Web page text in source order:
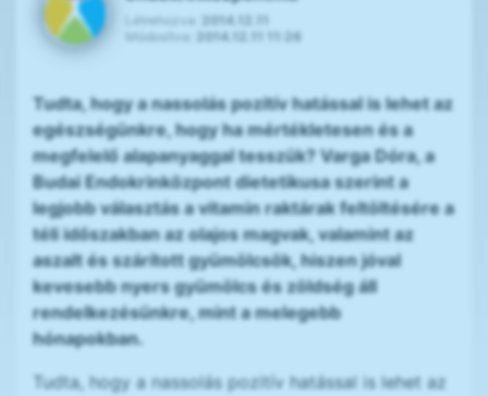
Létrehozva:
2014.12.11
Módosítva:
2014.12.11 11:26
Tudta, hogy a nassolás pozitív hatással is lehet az
egészségünkre, hogy ha mértékletesen és a
megfelelő alapanyaggal tesszük? Varga Dóra, a
Budai Endokrinközpont dietetikusa szerint a
legjobb választás a vitamin raktárak feltöltésére a
téli időszakban az olajos magvak, valamint az
aszalt és szárított gyümölcsök, hiszen jóval
kevesebb nyers gyümölcs és zöldség áll
rendelkezésünkre, mint a melegebb
hónapokban.
Tudta, hogy a nassolás pozitív hatással is lehet az